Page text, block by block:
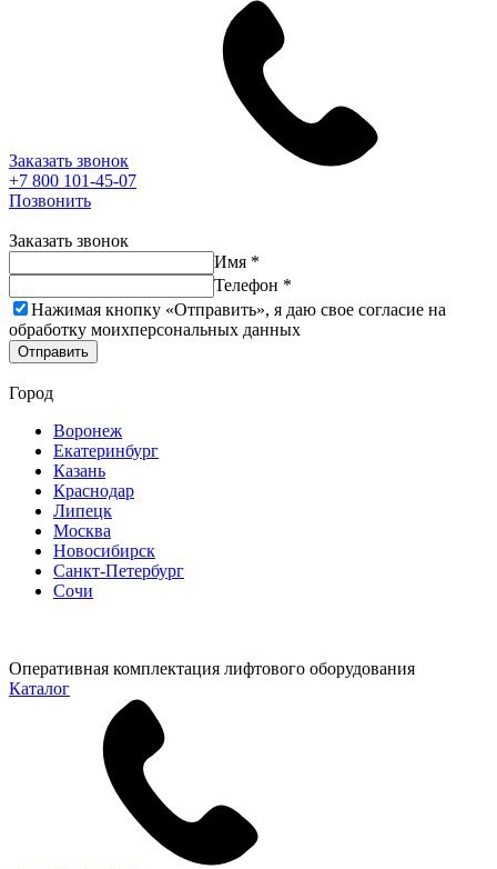
Заказать звонок
+7 800 101-45-07
Позвонить
Заказать звонок
Имя *
Телефон *
Нажимая кнопку «Отправить», я даю свое согласие на
обработку моихперсональных данных
Отправить
Город
Воронеж
Екатеринбург
Казань
Краснодар
Липецк
Москва
Новосибирск
Санкт-Петербург
Сочи
Оперативная комплектация лифтового оборудования
Каталог